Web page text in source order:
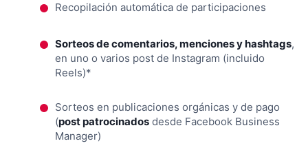
Recopilación automática de participaciones
Sorteos de comentarios, menciones y hashtags,
en uno o varios post de Instagram (incluido
Reels)*
Sorteos en publicaciones orgánicas y de pago
(post patrocinados desde Facebook Business
Manager)